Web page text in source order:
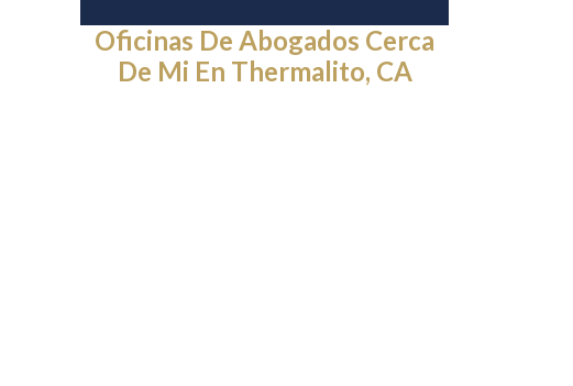
Oficinas De Abogados Cerca
De Mi En Thermalito, CA